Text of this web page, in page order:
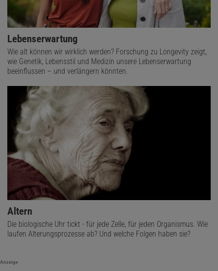
Lebenserwartung
Wie alt können wir wirklich werden? Forschung zu Longevity zeigt,
wie Genetik, Lebensstil und Medizin unsere Lebenserwartung
beeinflussen – und verlängern könnten.
Altern
Die biologische Uhr tickt - für jede Zelle, für jeden Organismus. Wie
laufen Alterungsprozesse ab? Und welche Folgen haben sie?
Anzeige